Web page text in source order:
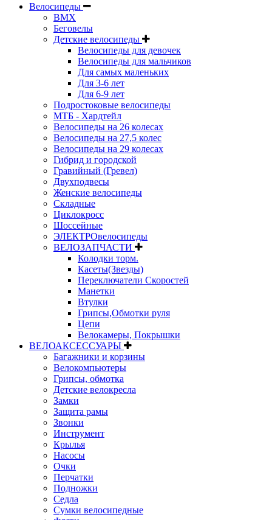
Велосипеды
BMX
Беговелы
Детские велосипеды
Велосипеды для девочек
Велосипеды для мальчиков
Для самых маленьких
Для 3-6 лет
Для 6-9 лет
Подростоковые велосипеды
МТБ - Хардтейл
Велосипеды на 26 колесах
Велосипеды на 27,5 колес
Велосипеды на 29 колесах
Гибрид и городской
Гравийный (Гревел)
Двухподвесы
Женские велосипеды
Складные
Циклокросс
Шоссейные
ЭЛЕКТРОвелосипеды
ВЕЛОЗАПЧАСТИ
Колодки торм.
Касеты(Звезды)
Переключатели Скоростей
Манетки
Втулки
Грипсы,Обмотки руля
Цепи
Велокамеры, Покрышки
ВЕЛОАКСЕССУАРЫ
Багажники и корзины
Велокомпьютеры
Грипсы, обмотка
Детские велокресла
Замки
Защита рамы
Звонки
Инструмент
Крылья
Насосы
Очки
Перчатки
Подножки
Седла
Сумки велосипедные